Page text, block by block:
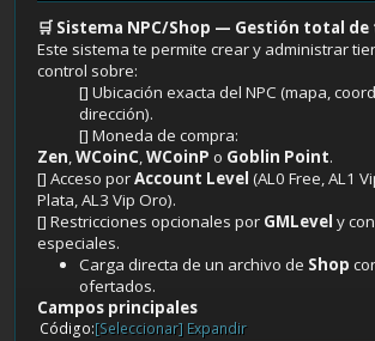
🛒 Sistema NPC/Shop — Gestión total
Este sistema te permite crear y administrar
control sobre:
[] Ubicación exacta del NPC (mapa,
dirección).
[] Moneda de compra:
Zen,WCoinC,WCoinP o Goblin Point.
[] Acceso porAccount Level (AL0 Free, AL1
Plata, AL3 Vip Oro).
[] Restricciones opcionales por GMLevel y
especiales.
Carga directa de un archivo de Shop
ofertados.
Campos principales
Código [Seleccionar] Expandir